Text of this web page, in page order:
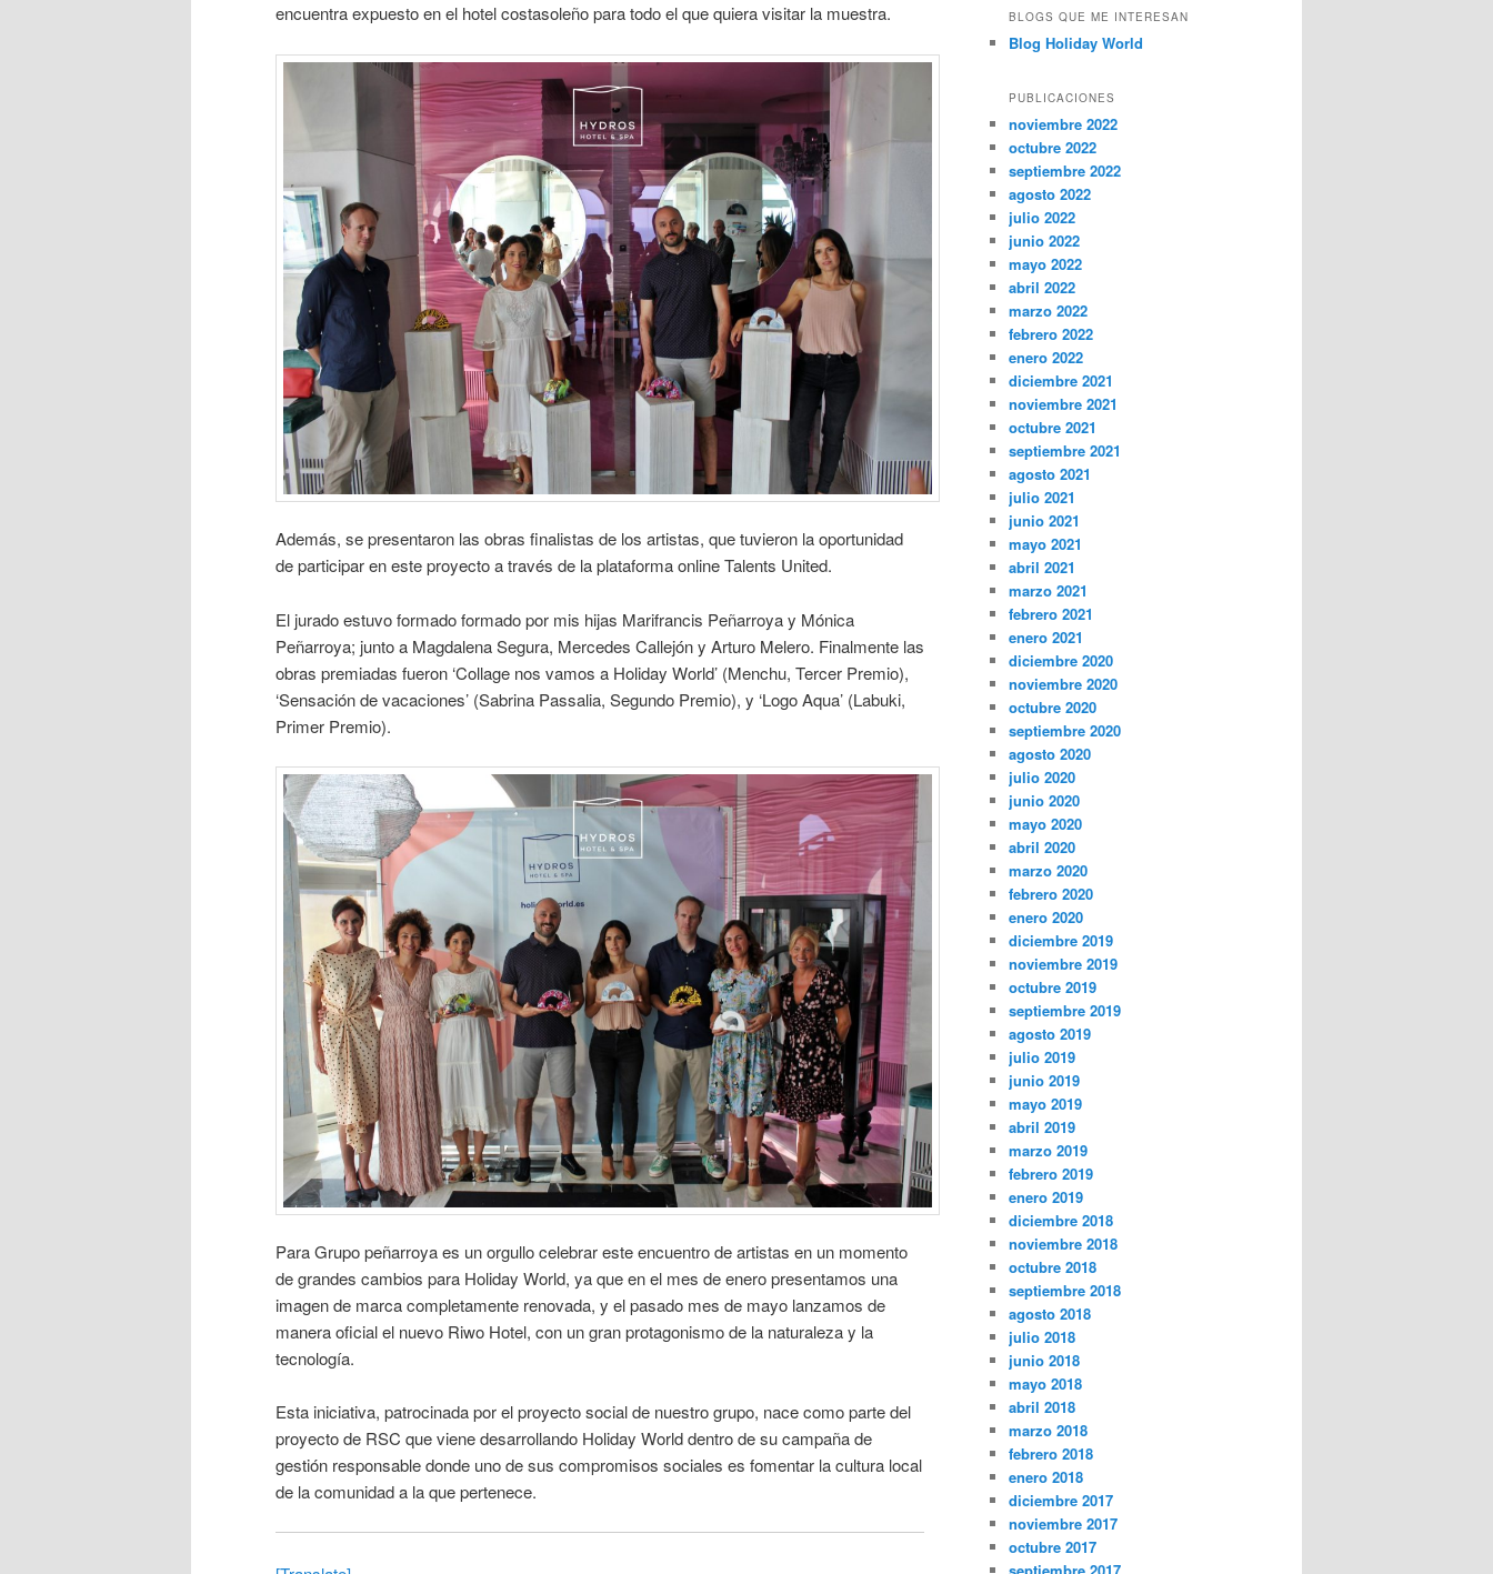
encuentra expuesto en el hotel costasoleño para todo el que quiera visitar la muestra.
Además, se presentaron las obras finalistas de los artistas, que tuvieron la oportunidad
de participar en este proyecto a través de la plataforma online Talents United.
El jurado estuvo formado formado por mis hijas Marifrancis Peñarroya y Mónica
Peñarroya; junto a Magdalena Segura, Mercedes Callejón y Arturo Melero. Finalmente las
obras premiadas fueron ‘Collage nos vamos a Holiday World’ (Menchu, Tercer Premio),
‘Sensación de vacaciones’ (Sabrina Passalia, Segundo Premio), y ‘Logo Aqua’ (Labuki,
Primer Premio).
Para Grupo peñarroya es un orgullo celebrar este encuentro de artistas en un momento
de grandes cambios para Holiday World, ya que en el mes de enero presentamos una
imagen de marca completamente renovada, y el pasado mes de mayo lanzamos de
manera oficial el nuevo Riwo Hotel, con un gran protagonismo de la naturaleza y la
tecnología.
Esta iniciativa, patrocinada por el proyecto social de nuestro grupo, nace como parte del
proyecto de RSC que viene desarrollando Holiday World dentro de su campaña de
gestión responsable donde uno de sus compromisos sociales es fomentar la cultura local
de la comunidad a la que pertenece.
BLOGS QUE ME INTERESAN
Blog Holiday World
PUBLICACIONES
noviembre 2022
octubre 2022
septiembre 2022
agosto 2022
julio 2022
junio 2022
mayo 2022
abril 2022
marzo 2022
febrero 2022
enero 2022
diciembre 2021
noviembre 2021
octubre 2021
septiembre 2021
agosto 2021
julio 2021
junio 2021
mayo 2021
abril 2021
marzo 2021
febrero 2021
enero 2021
diciembre 2020
noviembre 2020
octubre 2020
septiembre 2020
agosto 2020
julio 2020
junio 2020
mayo 2020
abril 2020
marzo 2020
febrero 2020
enero 2020
diciembre 2019
noviembre 2019
octubre 2019
septiembre 2019
agosto 2019
julio 2019
junio 2019
mayo 2019
abril 2019
marzo 2019
febrero 2019
enero 2019
diciembre 2018
noviembre 2018
octubre 2018
septiembre 2018
agosto 2018
julio 2018
junio 2018
mayo 2018
abril 2018
marzo 2018
febrero 2018
enero 2018
diciembre 2017
noviembre 2017
octubre 2017